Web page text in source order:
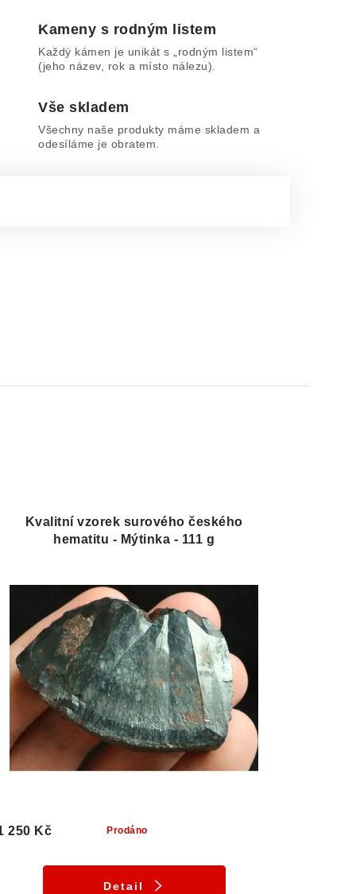
Kameny s rodným listem
Každý kámen je unikát s „rodným listem“
(jeho název, rok a místo nálezu).
Vše skladem
Všechny naše produkty máme skladem a
odesíláme je obratem.
Kvalitní vzorek surového českého
hematitu - Mýtinka - 111 g
Prodáno
250 Kč
Detail